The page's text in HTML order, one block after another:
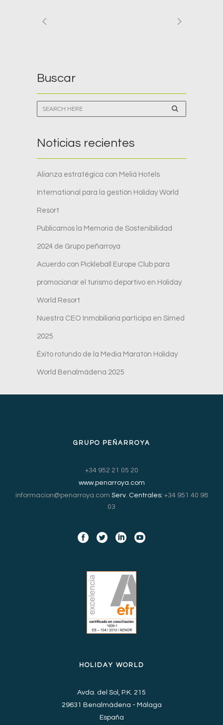
Buscar
Noticias recientes
Alianza estratégica con Meliá Hotels
International para la gestión Holiday World
Resort
Publicamos la Memoria de Sostenibilidad
2024 de Grupo peñarroya
Acuerdo con Pickleball Europe Club para
promocionar el turismo deportivo en Holiday
World Resort
Nuestra CEO Inmobiliaria participa en Simed
2025
Éxito rotundo de la Media Maratón Holiday
World Benalmádena 2025
GRUPO PEÑARROYA
+34 952 21 05 20
www.penarroya.com
informacion@penarroya.com Serv. Centrales: +34 951 40 98
03
HOLIDAY WORLD
Avda. del Sol, P.K. 215
29631 Benalmádena - Málaga
España